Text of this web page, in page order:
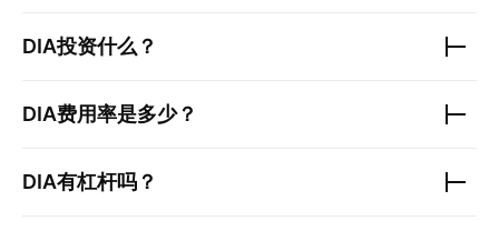
DIA投资什么？
DIA费用率是多少？
DIA有杠杆吗？